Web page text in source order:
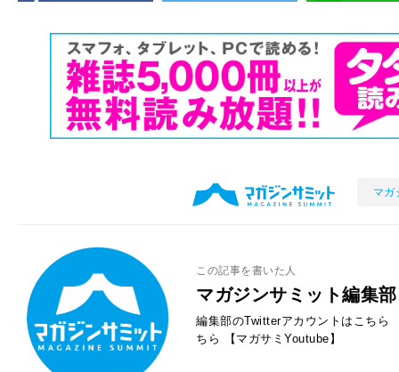
マガ
この記事を書いた人
マガジンサミット編集部
編集部のTwitterアカウントはこちら
ちら
【マガサミYoutube】